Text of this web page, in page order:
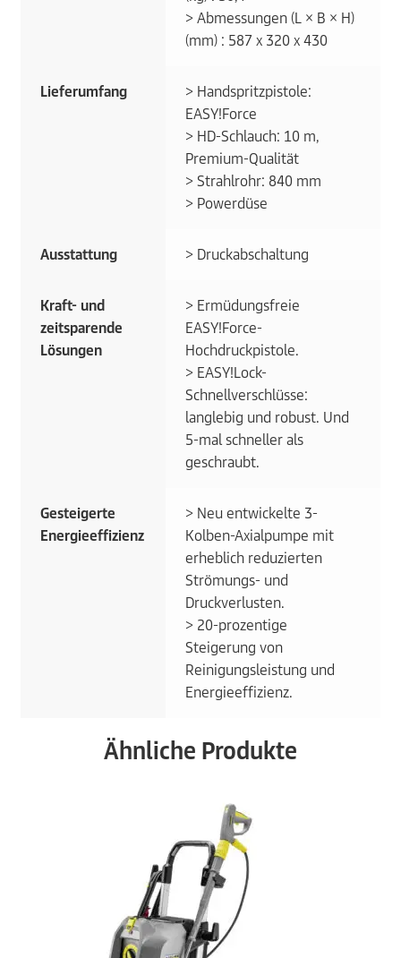
> Abmessungen (L × B × H)
(mm) : 587 x 320 x 430
Lieferumfang
> Handspritzpistole:
EASY!Force
> HD-Schlauch: 10 m,
Premium-Qualität
> Strahlrohr: 840 mm
> Powerdüse
Ausstattung > Druckabschaltung
Kraft- und
zeitsparende
Lösungen
> Ermüdungsfreie
EASY!Force-
Hochdruckpistole.
> EASY!Lock-
Schnellverschlüsse:
langlebig und robust. Und
5-mal schneller als
geschraubt.
Gesteigerte
Energieeffizienz
> Neu entwickelte 3-
Kolben-Axialpumpe mit
erheblich reduzierten
Strömungs- und
Druckverlusten.
> 20-prozentige
Steigerung von
Reinigungsleistung und
Energieeffizienz.
Ähnliche Produkte